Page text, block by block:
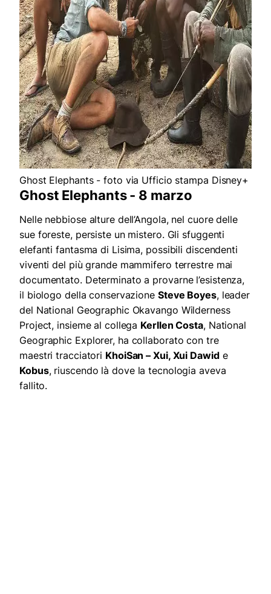
Ghost Elephants - foto via Ufficio stampa Disney+
Ghost Elephants - 8 marzo
Nelle nebbiose alture dell’Angola, nel cuore delle
sue foreste, persiste un mistero. Gli sfuggenti
elefanti fantasma di Lisima, possibili discendenti
viventi del più grande mammifero terrestre mai
documentato. Determinato a provarne l’esistenza,
il biologo della conservazione Steve Boyes, leader
del National Geographic Okavango Wilderness
Project, insieme al collega Kerllen Costa, National
Geographic Explorer, ha collaborato con tre
maestri tracciatori KhoiSan – Xui, Xui Dawide
Kobus, riuscendo là dove la tecnologia aveva
fallito.